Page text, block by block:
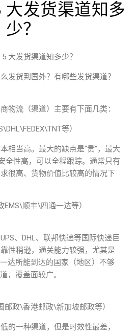
大发货渠道知多
少？
大发货渠道知多少？
发货到国外？有哪些发货渠道？
物流（渠道）主要有下面几类：
等）
相当高。最大的缺点是“贵”，最大
全性高，可以全程跟踪。通常只有
很高、货物价值比较高的情况下
顺丰\四通一达等）
、DHL、联邦快递等国际快递巨
性稍逊，通关能力较强，尤其是
达所能到达的国家（地区）不够
，覆盖面较广。
邮政\香港邮政\新加坡邮政等）
的一种渠道，但是时效性最差，